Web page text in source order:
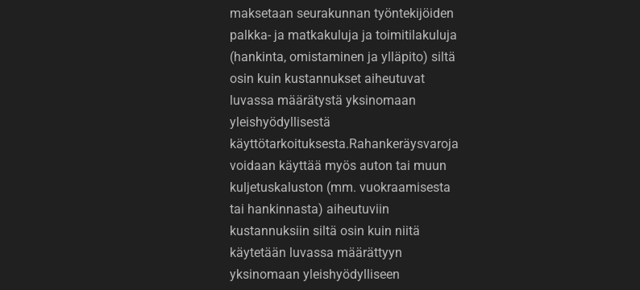
maksetaan seurakunnan työntekijöiden
palkka- ja matkakuluja ja toimitilakuluja
(hankinta, omistaminen ja ylläpito) siltä
osin kuin kustannukset aiheutuvat
luvassa määrätystä yksinomaan
yleishyödyllisestä
käyttötarkoituksesta.Rahankeräysvaroja
voidaan käyttää myös auton tai muun
kuljetuskaluston (mm. vuokraamisesta
tai hankinnasta) aiheutuviin
kustannuksiin siltä osin kuin niitä
käytetään luvassa määrättyyn
yksinomaan yleishyödylliseen